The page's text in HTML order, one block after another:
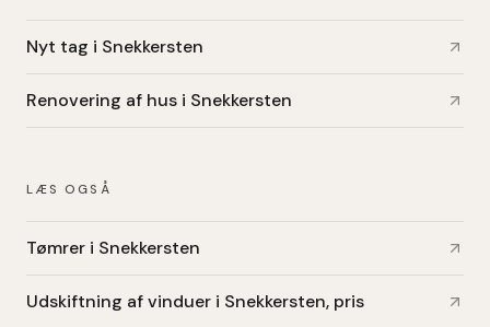
Nyt tag i Snekkersten
Renovering af hus i Snekkersten
LÆS OGSÅ
Tømrer i Snekkersten
Udskiftning af vinduer i Snekkersten, pris